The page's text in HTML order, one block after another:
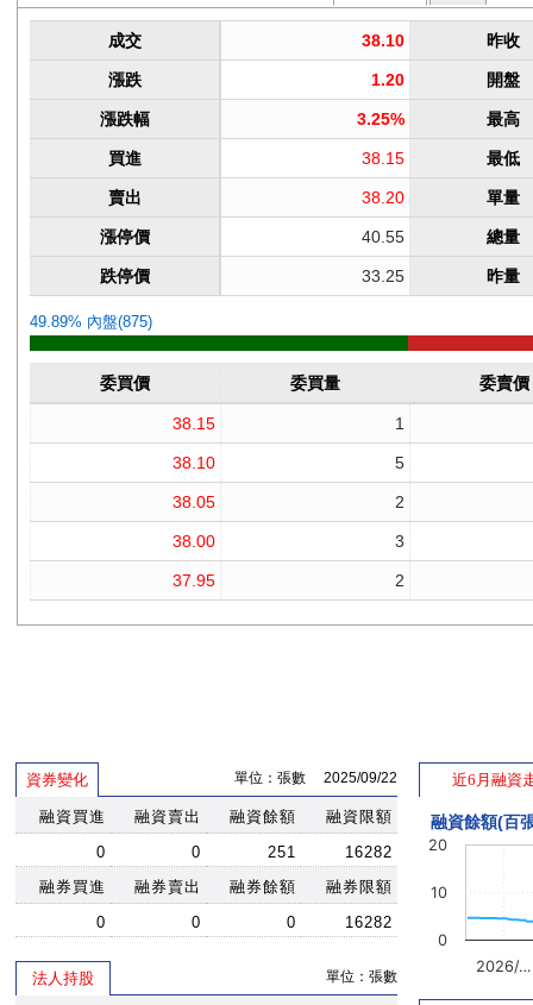
資券變化 單位：張數 2025/09/22
融資買進 融資賣出 融資餘額
融資限額
0
0 251
16282
融券買進
融券賣出 融券餘額
融券限額
0
0 0 16282
法人持股 單位：張數
近6月融資
融資餘額(百
2026/…
0
10
20